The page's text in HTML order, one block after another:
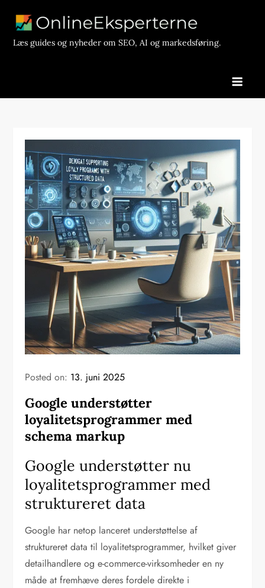
contentLæs guides og nyheder om SEO, AI og markedsføring.
Posted on: 13. juni 2025
Google understøtter
loyalitetsprogrammer med
schema markup
Google understøtter nu
loyalitetsprogrammer med
struktureret data
Google har netop lanceret understøttelse af
struktureret data til loyalitetsprogrammer, hvilket giver
detailhandlere og e-commerce-virksomheder en ny
måde at fremhæve deres fordele direkte i